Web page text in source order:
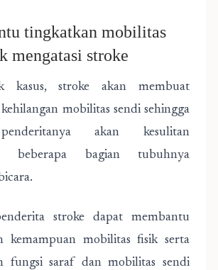
tingkatkan mobilitas
mengatasi stroke
kasus, stroke akan membuat
mobilitas sendi sehingga
akan kesulitan
beberapa bagian tubuhnya
stroke dapat membantu
kemampuan mobilitas fisik serta
fungsi saraf dan mobilitas sendi